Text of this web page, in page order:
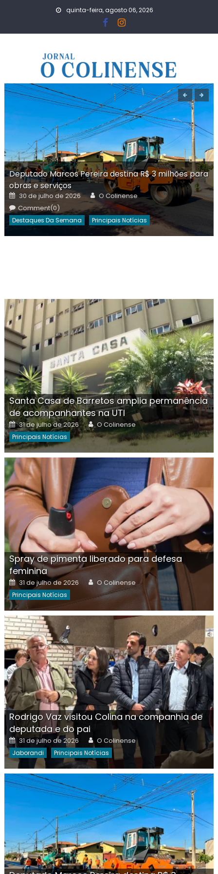
quinta-feira, agosto 06, 2026
Deputado Marcos Pereira destina R$ 3 milhões para
obras e serviços
Posted
on
30 de julho de 2026 Author
O Colinense
Comment(0)
Destaques Da Semana Principais Notícias
Santa Casa de Barretos amplia permanência
de acompanhantes na UTI
Posted
on
31 de julho de 2026 Author
O Colinense
Principais Notícias
Spray de pimenta liberado para defesa
feminina
Posted
on
31 de julho de 2026 Author
O Colinense
Principais Notícias
Rodrigo Vaz visitou Colina na companhia de
deputada e do pai
Posted
on
31 de julho de 2026 Author
O Colinense
Jaborandi Principais Notícias